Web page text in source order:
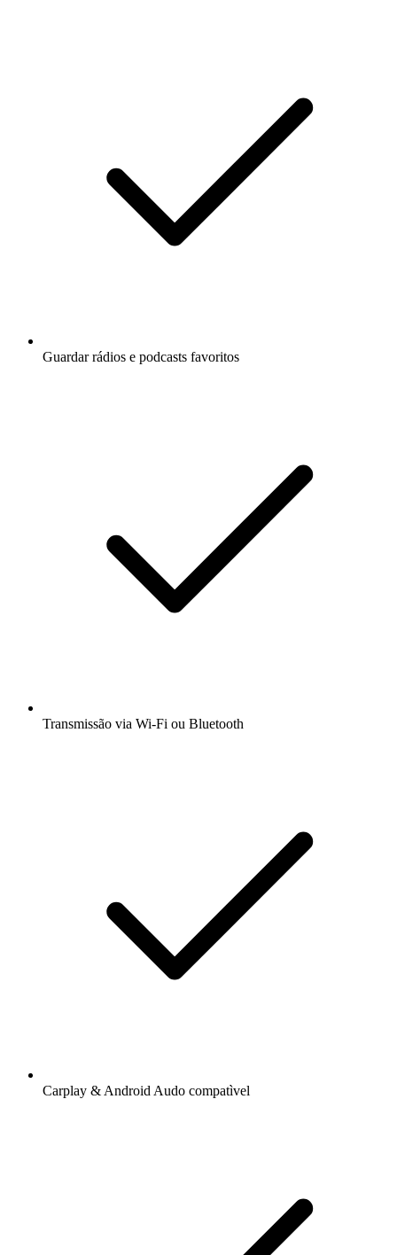
Guardar rádios e podcasts favoritos
Transmissão via Wi-Fi ou Bluetooth
Carplay & Android Audo compatìvel